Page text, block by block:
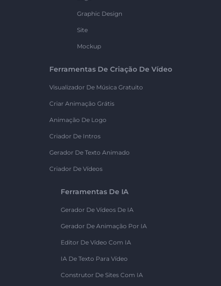
Graphic Design
Site
Mockup
Ferramentas De Criação De Vídeo
Visualizador De Música Gratuito
Criar Animação Grátis
Animação De Logo
Criador De Intros
Gerador De Texto Animado
Criador De Vídeos
Ferramentas De IA
Gerador De Vídeos De IA
Gerador De Animação Por IA
Editor De Vídeo Com IA
IA De Texto Para Vídeo
Construtor De Sites Com IA